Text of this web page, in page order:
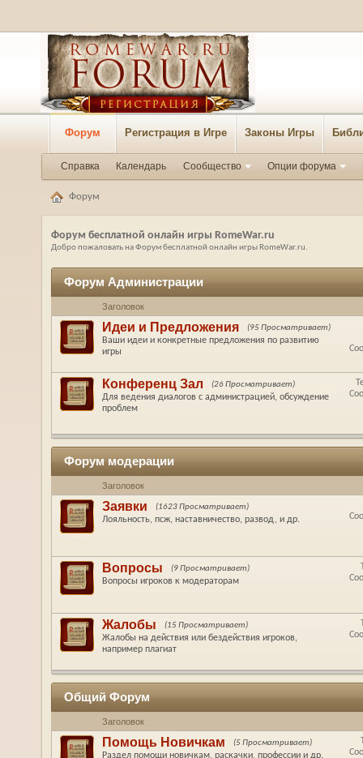
Форум Регистрация в Игре Законы Игры
Справка Календарь Сообщество Опции форума
Форум
Форум бесплатной онлайн игры RomeWar.ru
Добро пожаловать на Форум бесплатной онлайн игры RomeWar.ru.
Форум Администрации
Заголовок
Идеи и Предложения (95 Просматривает)
Ваши идеи и конкретные предложения по развитию
игры
Конференц Зал (26 Просматривает)
Для ведения диалогов с администрацией, обсуждение
проблем
Форум модерации
Заголовок
Заявки (1623 Просматривает)
Лояльность, псж, наставничество, развод, и др.
Вопросы (9 Просматривает)
Вопросы игроков к модераторам
Жалобы (15 Просматривает)
Жалобы на действия или бездействия игроков,
например плагиат
Общий Форум
Заголовок
Помощь Новичкам (5 Просматривает)
Раздел помощи новичкам, раскачки, профессии и др.